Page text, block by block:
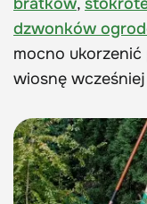
bratków,
dzwonków
mocno ukorzenić
wiosnę